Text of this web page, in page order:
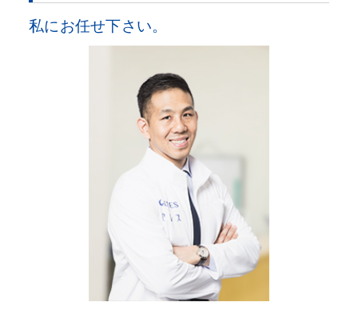
私にお任せ下さい。